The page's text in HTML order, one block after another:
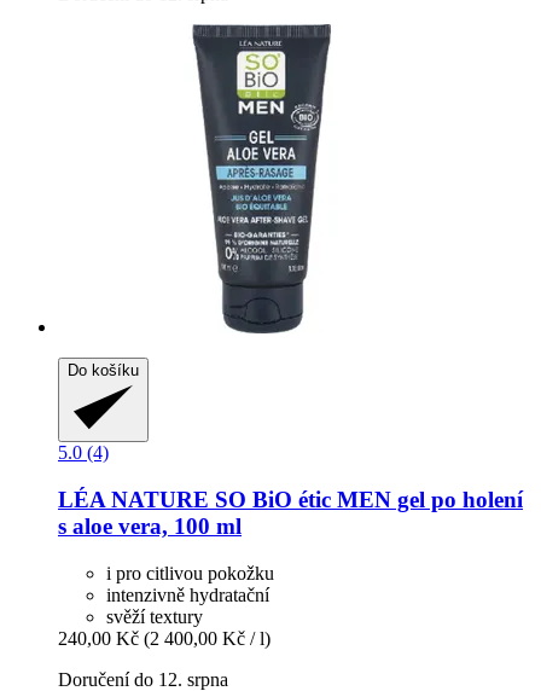
Do košíku
5.0 (4)
LÉA NATURE SO BiO étic MEN gel po holení
s aloe vera, 100 ml
i pro citlivou pokožku
intenzivně hydratační
svěží textury
240,00 Kč (2 400,00 Kč / l)
Doručení do 12. srpna